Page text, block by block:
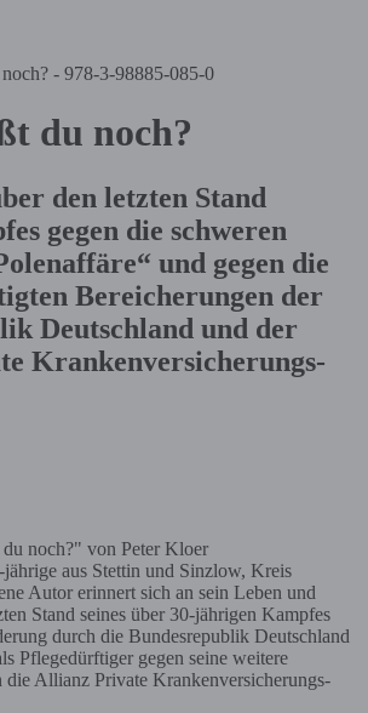
- 978-3-98885-085-0
du noch?
den letzten Stand
gegen die schweren
und gegen die
Bereicherungen der
Deutschland und der
Krankenversicherungs-
aus Stettin und Sinzlow, Kreis
Autor erinnert sich an sein Leben und
Stand seines über 30-jährigen Kampfes
durch die Bundesrepublik Deutschland
Pflegedürftiger gegen seine weitere
die Allianz Private Krankenversicherungs-